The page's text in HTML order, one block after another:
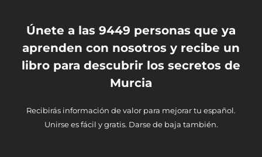
Únete a las 9449 personas que ya
aprenden con nosotros y recibe un
libro para descubrir los secretos de
Murcia
Recibirás información de valor para mejorar tu español.
Unirse es fácil y gratis. Darse de baja también.